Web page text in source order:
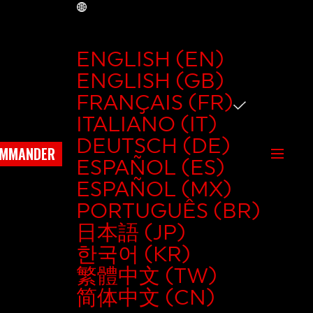
ENGLISH (EN)
ENGLISH (GB)
FRANÇAIS (FR)
ITALIANO (IT)
DEUTSCH (DE)
ESPAÑOL (ES)
ESPAÑOL (MX)
PORTUGUÊS (BR)
日本語 (JP)
한국어 (KR)
繁體中文 (TW)
简体中文 (CN)